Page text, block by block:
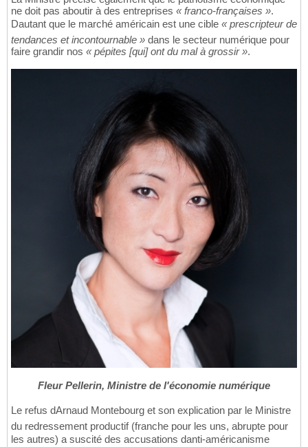
ne doit pas aboutir à des entreprises « franco-françaises ».
Dautant que le marché américain est une cible « prescripteur de
tendances et incontournable » dans le secteur numérique pour
faire grandir nos « pépites [qui] ont du mal à grossir ».
Fleur Pellerin, Ministre de l'économie numérique
Le refus dArnaud Montebourg et son explication par le Ministre
du redressement productif (franche pour les uns, abrupte pour
les autres) a suscité des accusations danti-américanisme